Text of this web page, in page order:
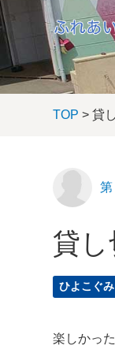
TOP > 貸
第
貸
ひよこぐみ
楽しかっ